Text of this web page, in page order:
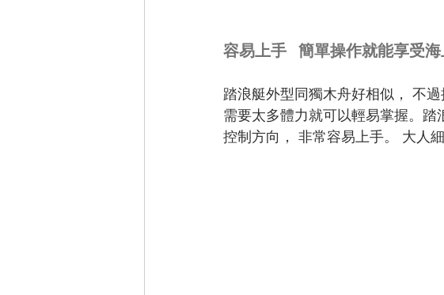
容易上手   簡單操作就能享受
踏浪艇外型同獨木舟好相似， 不
需要太多體力就可以輕易掌握。
控制方向， 非常容易上手。 大人